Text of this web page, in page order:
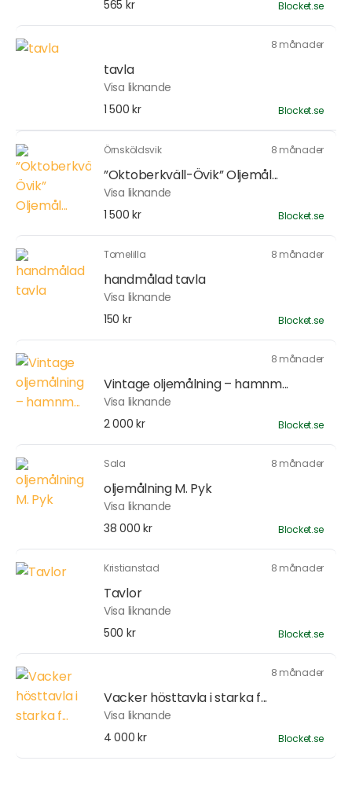
565 kr
Blocket.se
8 månader
tavla
Visa liknande
1 500 kr
Blocket.se
Örnsköldsvik 8 månader
”Oktoberkväll-Övik” Oljemål...
Visa liknande
1 500 kr
Blocket.se
Tomelilla 8 månader
handmålad tavla
Visa liknande
150 kr
Blocket.se
8 månader
Vintage oljemålning – hamnm...
Visa liknande
2 000 kr
Blocket.se
Sala 8 månader
oljemålning M. Pyk
Visa liknande
38 000 kr
Blocket.se
Kristianstad 8 månader
Tavlor
Visa liknande
500 kr
Blocket.se
8 månader
Vacker hösttavla i starka f...
Visa liknande
4 000 kr
Blocket.se